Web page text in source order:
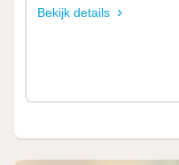
Bekijk details